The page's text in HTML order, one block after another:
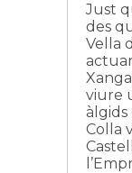
Just
des
Vella
viure
àlgids
Colla